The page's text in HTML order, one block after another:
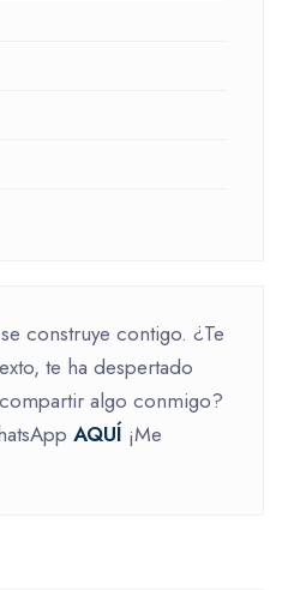
construye contigo. ¿Te
te ha despertado
algo conmigo?
AQUÍ ¡Me